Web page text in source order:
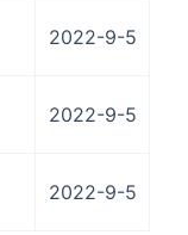
2022-9-5
2022-9-5
2022-9-5